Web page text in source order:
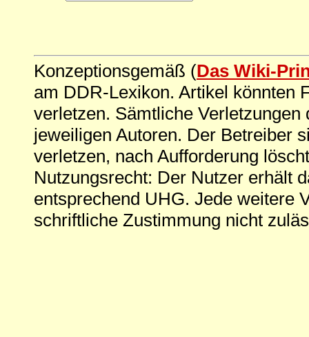
Konzeptionsgemäß (Das Wiki-
am DDR-Lexikon. Artikel könnten
verletzen. Sämtliche
jeweiligen Autoren. Der Betreiber
verletzen, nach Aufforderung
Nutzungsrecht: Der Nutzer erhält
entsprechend UHG. Jede weitere
schriftliche Zustimmung nicht